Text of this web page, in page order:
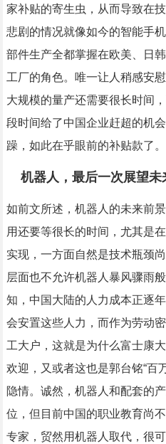
家补贴的寄生虫，从而导致在
悲剧的情况就像如今的智能手
部件生产全都掌握在欧美、日
工厂的角色。唯一让人稍感安
大规模的量产还需要很长时间
段时间给了中国企业赶超的机
躁，如此在乎眼前的补贴款了。
机器人，最后一次展望未
如前文所述，机器人的未来前
用还要等很长的时间，尤其是
实现，一方面自然是技术瓶颈
层面也不允许机器人暴风骤雨
知，中国大陆的人力成本正逐
会安置这些人力，而作为劳动
工大户，这就是为什么富士康
欢迎，又或者这也是郭台铭“百
隐情。诚然，机器人和配套的
位，但目前中国的职业教育尚
专家，贸然用机器人取代，很